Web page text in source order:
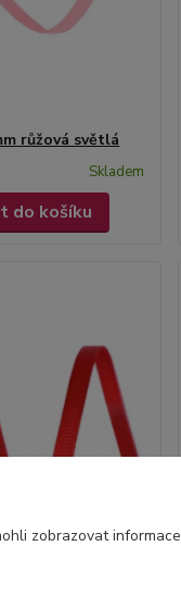
růžová světlá
Skladem
do košíku
zobrazovat informace